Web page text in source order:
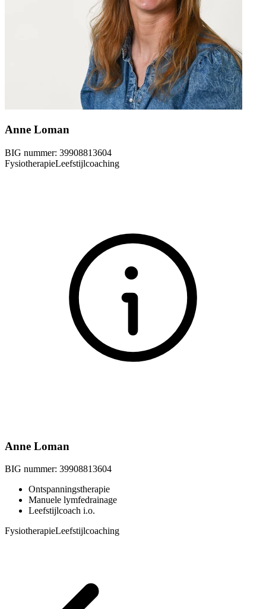
Anne Loman
BIG nummer: 39908813604
FysiotherapieLeefstijlcoaching
Anne Loman
BIG nummer: 39908813604
Ontspanningstherapie
Manuele lymfedrainage
Leefstijlcoach i.o.
FysiotherapieLeefstijlcoaching